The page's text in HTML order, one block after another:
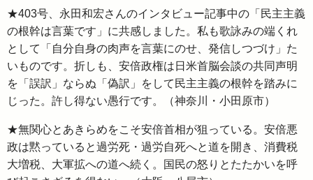
★403号、永田和宏さんのインタビュー記事中の「民主主義
の根幹は言葉です」に共感しました。私も歌詠みの端くれ
として「自分自身の肉声を言葉にのせ、発信しつづけ」た
いものです。折しも、安倍政権は日米首脳会談の共同声明
を「誤訳」ならぬ「偽訳」をして民主主義の根幹を踏みに
じった。許し得ない愚行です。（神奈川・小田原市）
★無関心とあきらめをこそ安倍首相が狙っている。安倍悪
政は黙っていると過労死・過労自死へと道を開き、消費税
大増税、大軍拡への道へ続く。国民の怒りとたたかいを呼